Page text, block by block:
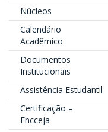
Núcleos
Calendário
Acadêmico
Documentos
Institucionais
Assistência Estudantil
Certificação –
Encceja